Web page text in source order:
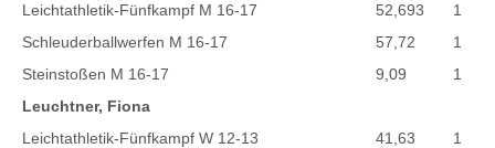
Leichtathletik-Fünfkampf M 16-17
52,693
1
Schleuderballwerfen M 16-17
57,72
1
Steinstoßen M 16-17
9,09
1
Leuchtner, Fiona
Leichtathletik-Fünfkampf W 12-13
41,63
1